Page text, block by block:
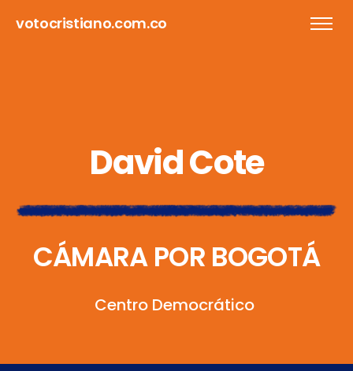
votocristiano.com.co
DavidCote
CÁMARAPOR BOGOTÁ
Centro Democrático